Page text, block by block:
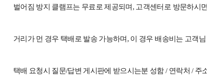
벌어짐 방지 클램프는 무료로 제공되며, 고객센터로 방문하시면 받
거리가 먼 경우 택배로 발송 가능하며, 이 경우 배송비는 고객님 부
택배 요청시 질문/답변 게시판에 받으시는분 성함 / 연락처 / 주소